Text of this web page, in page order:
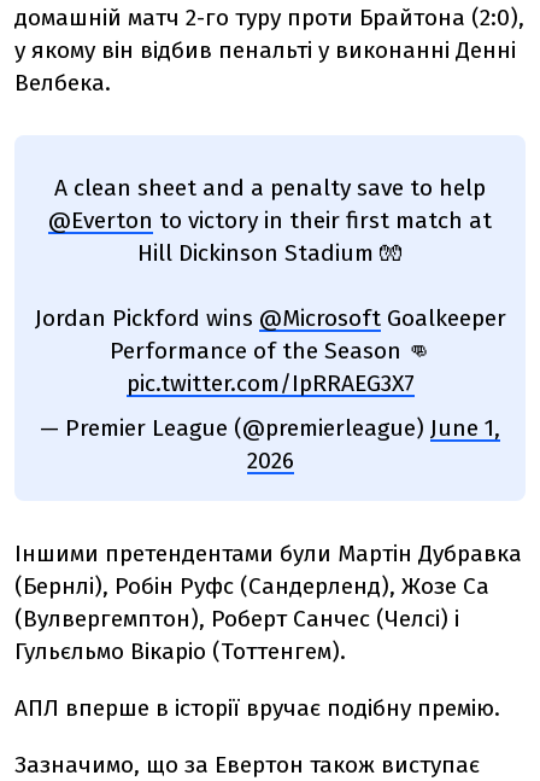
домашній матч 2-го туру проти Брайтона (2:0),
у якому він відбив пенальті у виконанні Денні
Велбека.
A clean sheet and a penalty save to help
@Everton to victory in their first match at
Hill Dickinson Stadium 🧤
Jordan Pickford wins @MicrosoftGoalkeeper
Performance of the Season 👊
pic.twitter.com/IpRRAEG3X7
— Premier League (@premierleague) June 1,
2026
Іншими претендентами були Мартін Дубравка
(Бернлі), Робін Руфс (Сандерленд), Жозе Са
(Вулвергемптон), Роберт Санчес (Челсі) і
Гульєльмо Вікаріо (Тоттенгем).
АПЛ вперше в історії вручає подібну премію.
Зазначимо, що за Евертон також виступає